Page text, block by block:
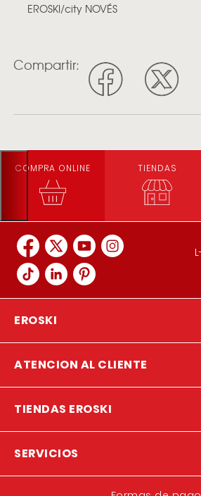
EROSKI/city NOVÉS
Compartir:
COMPRA ONLINE TIENDAS
EROSKI
ATENCION AL CLIENTE
TIENDAS EROSKI
SERVICIOS